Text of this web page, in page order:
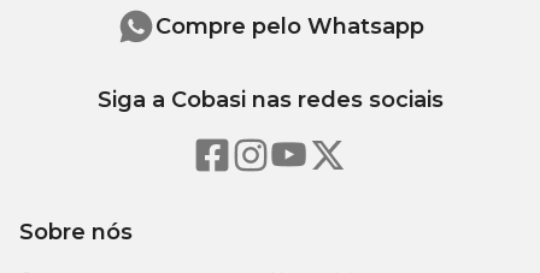
Echeveria Mini
pode receber luz direta do Sol ou ficar em locais
com meia sombra durante algumas horas do dia. Para garantir o
por semana. Durante o verão, regue a cada 4 dias, e no inverno,
Sobre nós
Compre pelo Whatsapp
Siga a Cobasi nas redes sociais